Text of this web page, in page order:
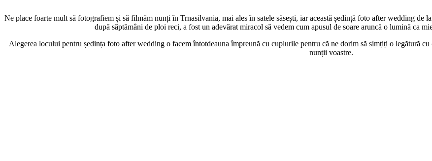
Ne place foarte mult să fotografiem și să filmăm nunți în Trnasilvania, mai ales în satele săsești, iar această ședință foto after wedding
după săptămâni de ploi reci, a fost un adevărat miracol să vedem cum apusul de soare aruncă o lumină ca
Alegerea locului pentru ședința foto after wedding o facem întotdeauna împreună cu cuplurile pentru că ne dorim să simțiți o legătură
nunții voastre.